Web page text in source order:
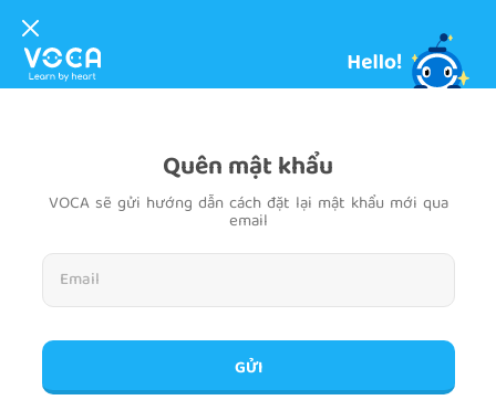
Quên mật khẩu
VOCA sẽ gửi hướng dẫn cách đặt lại mật khẩu mới qua
email
GỬI